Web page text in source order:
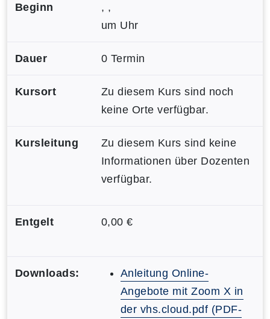
Beginn
, ,
um Uhr
Dauer 0 Termin
Kursort
Zu diesem Kurs sind noch
keine Orte verfügbar.
Kursleitung
Zu diesem Kurs sind keine
Informationen über Dozenten
verfügbar.
Entgelt 0,00 €
Downloads:
Anleitung Online-
Angebote mit Zoom X in
der vhs.cloud.pdf (PDF-